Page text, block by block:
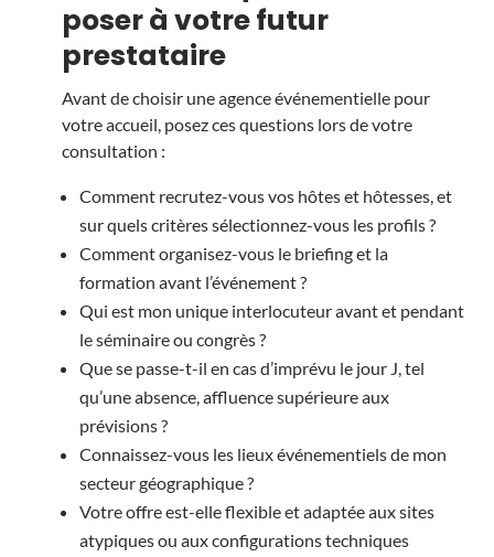
poser à votre futur
prestataire
Avant de choisir une agence événementielle pour
votre accueil, posez ces questions lors de votre
consultation :
Comment recrutez-vous vos hôtes et hôtesses, et
sur quels critères sélectionnez-vous les profils ?
Comment organisez-vous le briefing et la
formation avant l’événement ?
Qui est mon unique interlocuteur avant et pendant
le séminaire ou congrès ?
Que se passe-t-il en cas d’imprévu le jour J, tel
qu’une absence, affluence supérieure aux
prévisions ?
Connaissez-vous les lieux événementiels de mon
secteur géographique ?
Votre offre est-elle flexible et adaptée aux sites
atypiques ou aux configurations techniques